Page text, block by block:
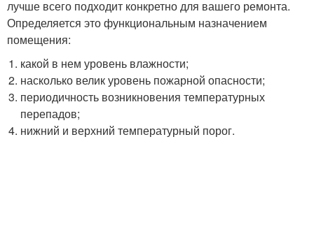
лучше всего подходит конкретно для вашего ремонта.
Определяется это функциональным назначением
помещения:
какой в нем уровень влажности;
насколько велик уровень пожарной опасности;
периодичность возникновения температурных
перепадов;
нижний и верхний температурный порог.